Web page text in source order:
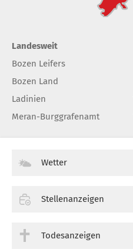
Landesweit
Bozen Leifers
Bozen Land
Ladinien
Meran-Burggrafenamt
Wetter
Stellenanzeigen
Todesanzeigen